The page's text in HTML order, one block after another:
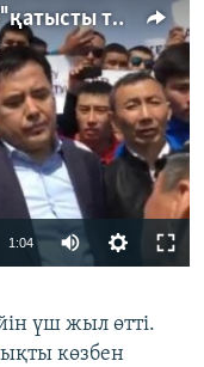
Макс Боқаев "жер мәселесіне" қатысты талап қойды
available
1:04
үш жыл өтті.
көзбен